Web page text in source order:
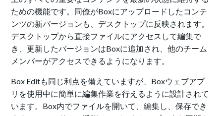
ための機能です。同僚がBoxにアップロードしたコンテ
ンツの新バージョンも、デスクトップに反映されます。
デスクトップから直接ファイルにアクセスして編集で
き、更新したバージョンはBoxに追加され、他のチーム
メンバーがアクセスできるようになります。
Box Editも同じ利点を備えていますが、Boxウェブアプ
リを使用中に簡単に編集作業を行えるように設計されて
います。Box内でファイルを開いて、編集し、保存でき